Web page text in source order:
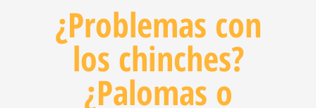
¿Problemas con
los chinches?
¿Palomas o